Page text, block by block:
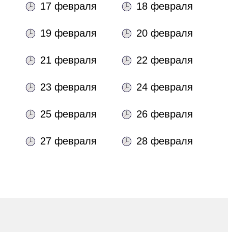
17 февраля 18 февраля
19 февраля 20 февраля
21 февраля 22 февраля
23 февраля 24 февраля
25 февраля 26 февраля
27 февраля 28 февраля